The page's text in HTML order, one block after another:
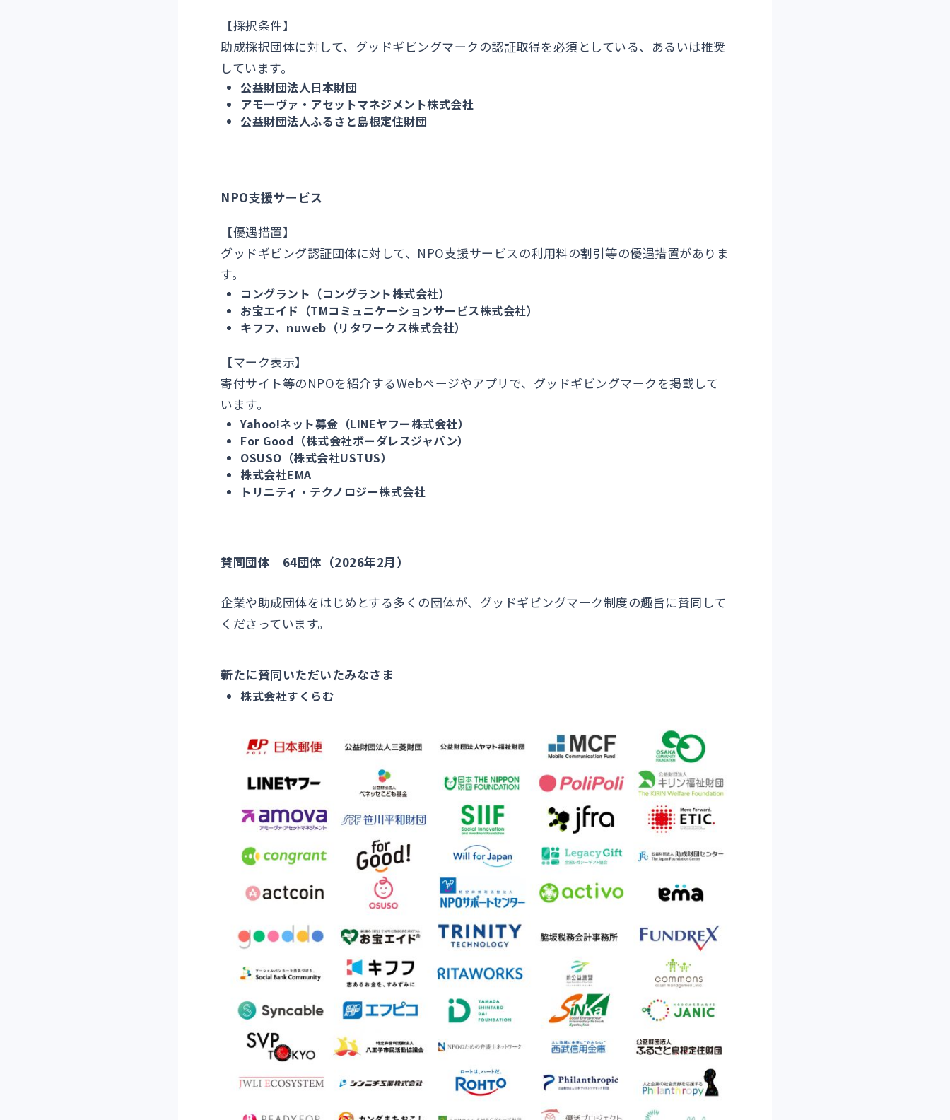
【採択条件】
助成採択団体に対して、グッドギビングマークの認証取得を必須としている、あるいは推奨
しています。
公益財団法人日本財団
アモーヴァ・アセットマネジメント株式会社
公益財団法人ふるさと島根定住財団
NPO支援サービス
【優遇措置】
グッドギビング認証団体に対して、NPO支援サービスの利用料の割引等の優遇措置がありま
す。
コングラント（コングラント株式会社）
お宝エイド（TMコミュニケーションサービス株式会社）
キフフ、nuweb（リタワークス株式会社）
【マーク表示】
寄付サイト等のNPOを紹介するWebページやアプリで、グッドギビングマークを掲載して
います。
Yahoo!ネット募金（LINEヤフー株式会社）
For Good（株式会社ボーダレスジャパン）
OSUSO（株式会社USTUS）
株式会社EMA
トリニティ・テクノロジー株式会社
賛同団体 64団体（2026年2月）
企業や助成団体をはじめとする多くの団体が、グッドギビングマーク制度の趣旨に賛同して
くださっています。
新たに賛同いただいたみなさま
株式会社すくらむ